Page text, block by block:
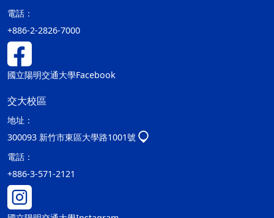
電話：
+886-2-2826-7000
國立陽明交通大學Facebook
交大校區
地址：
300093 新竹市東區大學路1001號
電話：
+886-3-571-2121